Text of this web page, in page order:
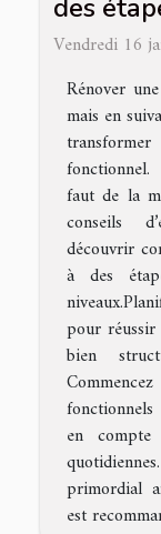
des
Vendredi 16
Rénover
mais en
faut de la
conseils
découvrir
à des
pour
bien
en compte
primordial
est